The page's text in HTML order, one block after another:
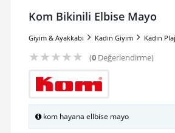
Kom Bikinili Elbise Mayo
Giyim & Ayakkabı Kadın Giyim Kadın
★★★★★ (0Değerlendirme)
kom hayana ellbise mayo